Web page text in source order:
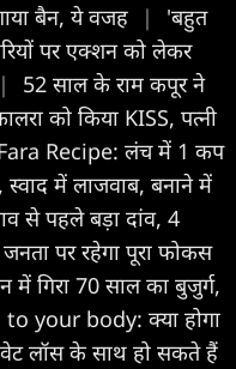
बैन, ये वजह
|
'बहुत
पर एक्शन को लेकर
|
52 साल के राम कपूर ने
को किया KISS, पत्नी
Recipe: लंच में 1 कप
में लाजवाब, बनाने में
से पहले बड़ा दांव, 4
पर रहेगा पूरा फोकस
में गिरा 70 साल का बुजुर्ग,
your body: क्या होगा
वेट लॉस के साथ हो सकते हैं